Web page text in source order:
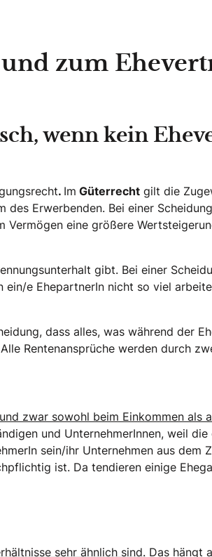
zum
wenn kein
. Im Güterrecht gilt die
Erwerbenden. Bei einer
eine größere
gibt. Bei einer
e EhepartnerIn nicht so viel
dass alles, was während der
Rentenansprüche werden durch
zwar sowohl beim Einkommen als
und UnternehmerInnen, weil
sein/ihr Unternehmen aus dem
ist. Da tendieren einige
sehr ähnlich sind. Das hängt